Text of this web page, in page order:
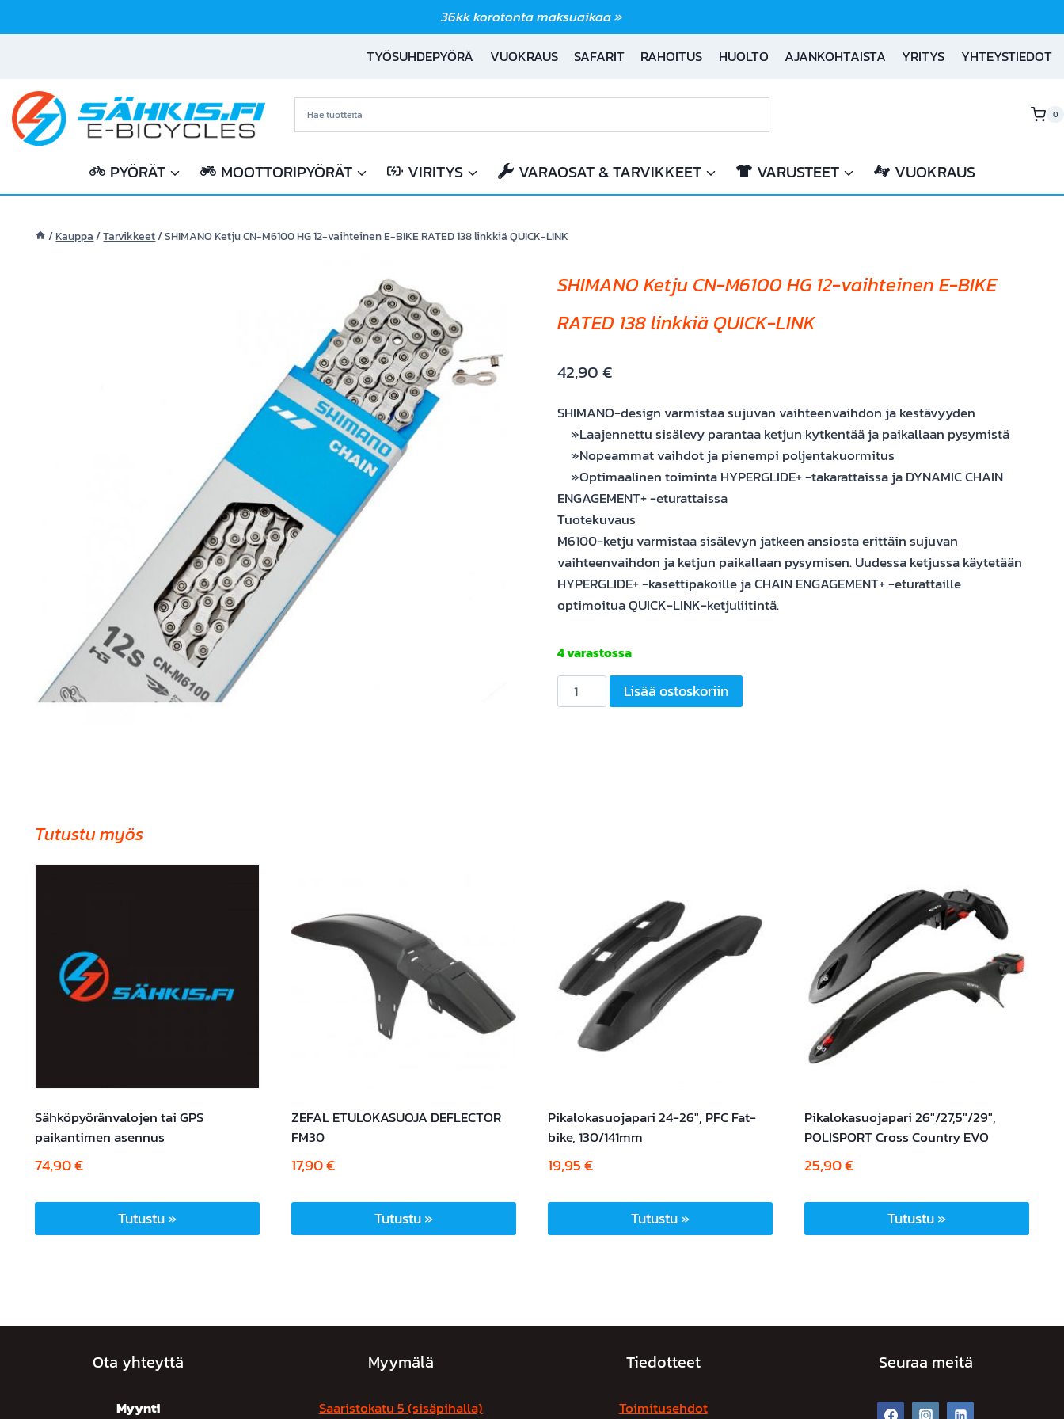
sisältöön
36kk korotonta maksuaikaa »
TYÖSUHDEPYÖRÄ
VUOKRAUS SAFARIT RAHOITUS HUOLTO AJANKOHTAISTA YRITYS YHTEYSTIEDOT
0
PYÖRÄT MOOTTORIPYÖRÄT VIRITYS VARAOSAT & TARVIKKEET VARUSTEET VUOKRAUS
/Kauppa /Tarvikkeet/SHIMANO Ketju CN-M6100 HG 12-vaihteinen E-BIKE RATED 138 linkkiä QUICK-LINK
SHIMANO Ketju CN-M6100 HG 12-vaihteinen E-BIKE
RATED 138 linkkiä QUICK-LINK
42,90€
SHIMANO-design varmistaa sujuvan vaihteenvaihdon ja kestävyyden
»Laajennettu sisälevy parantaa ketjun kytkentää ja paikallaan pysymistä
»Nopeammat vaihdot ja pienempi poljentakuormitus
»Optimaalinen toiminta HYPERGLIDE+ -takarattaissa ja DYNAMIC CHAIN
ENGAGEMENT+ -eturattaissa
Tuotekuvaus
M6100-ketju varmistaa sisälevyn jatkeen ansiosta erittäin sujuvan
vaihteenvaihdon ja ketjun paikallaan pysymisen. Uudessa ketjussa käytetään
HYPERGLIDE+ -kasettipakoille ja CHAIN ENGAGEMENT+ -eturattaille
optimoitua QUICK-LINK-ketjuliitintä.
4 varastossa
SHIMANO
Ketju
QUICK-
LINK
määrä
Lisää ostoskoriin
Tutustu myös
Sähköpyöränvalojen tai GPS
paikantimen asennus
74,90€
Tutustu »
ZEFAL ETULOKASUOJA DEFLECTOR
FM30
17,90€
Tutustu »
Pikalokasuojapari 24-26″, PFC Fat-
bike, 130/141mm
19,95€
Tutustu »
Pikalokasuojapari 26″/27,5″/29″,
POLISPORT Cross Country EVO
25,90€
Tutustu »
Ota yhteyttä
Myynti
Myymälä
Saaristokatu 5 (sisäpihalla)
Tiedotteet
Toimitusehdot
Seuraa meitä